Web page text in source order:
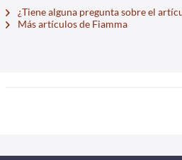
¿Tiene alguna pregunta sobre el
Más artículos de Fiamma